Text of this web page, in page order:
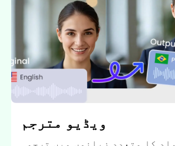
ویڈیو مترجم
کا متعدد زبانوں میں ترجمہ